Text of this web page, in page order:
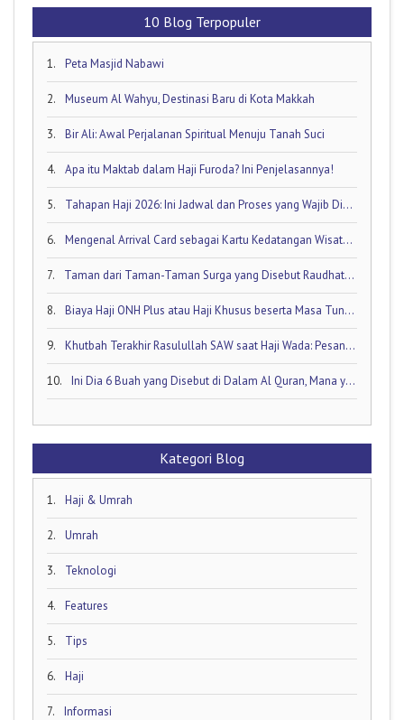
10 Blog Terpopuler
1. Peta Masjid Nabawi
2. Museum Al Wahyu, Destinasi Baru di Kota Makkah
3. Bir Ali: Awal Perjalanan Spiritual Menuju Tanah Suci
4. Apa itu Maktab dalam Haji Furoda? Ini Penjelasannya!
5. Tahapan Haji 2026: Ini Jadwal dan Proses yang Wajib Diketahui oleh Calon Jamaah Haji
6. Mengenal Arrival Card sebagai Kartu Kedatangan Wisatawan!
7. Taman dari Taman-Taman Surga yang Disebut Raudhatul Jannah
8. Biaya Haji ONH Plus atau Haji Khusus beserta Masa Tunggunya: Ini Rinciannya!
9. Khutbah Terakhir Rasulullah SAW saat Haji Wada: Pesan Abadi untuk Umat Islam
10. Ini Dia 6 Buah yang Disebut di Dalam Al Quran, Mana yang Favorit Anda?
Kategori Blog
1. Haji & Umrah
2. Umrah
3. Teknologi
4. Features
5. Tips
6. Haji
7. Informasi